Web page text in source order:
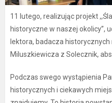
11 lutego, realizując projekt
historyczne w naszej okolicy”,
lektora, badacza
Miluszkiewicza z Solecznik,
Podczas swego wystąpienia
historycznych i ciekawych